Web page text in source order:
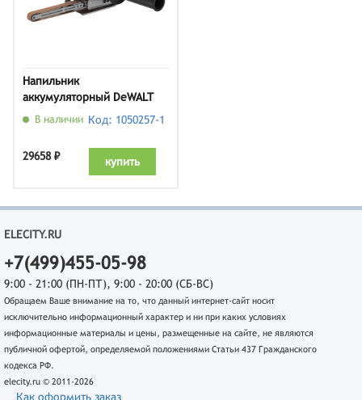
Напильник
аккумуляторный DeWALT
DCM200N-XJ (без АКБ и ЗУ)
В наличии Код: 1050257-1
29658 ₽ купить
ELECITY.RU
+7(499)455-05-98
9:00 - 21:00 (ПН-ПТ), 9:00 - 20:00 (СБ-ВС)
Обращаем Ваше внимание на то, что данный интернет-сайт носит
исключительно информационный характер и ни при каких условиях
информационные материалы и цены, размещенные на сайте, не являются
публичной офертой, определяемой положениями Статьи 437 Гражданского
кодекса РФ.
elecity.ru © 2011-2026
Как оформить заказ